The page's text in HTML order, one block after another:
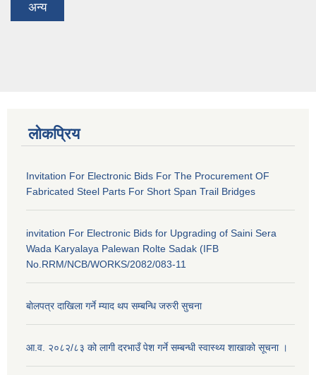
अन्य
लोकप्रिय
Invitation For Electronic Bids For The Procurement OF
Fabricated Steel Parts For Short Span Trail Bridges
invitation For Electronic Bids for Upgrading of Saini Sera
Wada Karyalaya Palewan Rolte Sadak (IFB
No.RRM/NCB/WORKS/2082/083-11
बाेलपत्र दाखिला गर्ने म्याद थप सम्बन्धि जरुरी सुचना
आ.व. २०८२/८३ को लागी दरभाउँ पेश गर्ने सम्बन्धी स्वास्थ्य शाखाको सूचना ।